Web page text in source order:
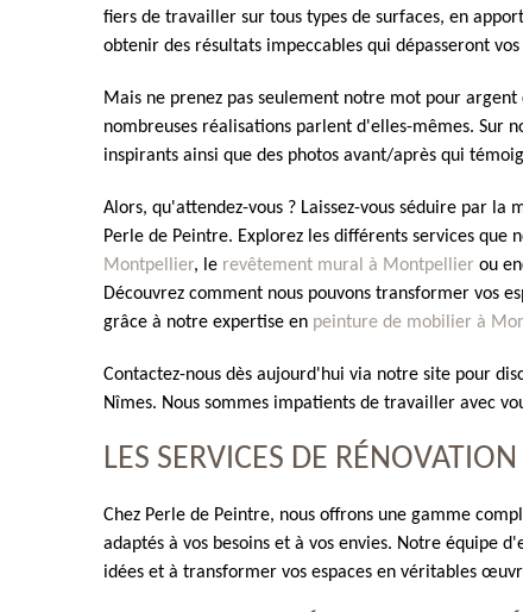
fiers de travailler sur tous types de surfaces, en
obtenir des résultats impeccables qui dépasseront
Mais ne prenez pas seulement notre mot pour
nombreuses réalisations parlent d'elles-mêmes. Sur
inspirants ainsi que des photos avant/après qui
Alors, qu'attendez-vous ? Laissez-vous séduire par
Perle de Peintre. Explorez les différents services que
Montpellier, le revêtement mural à Montpellier ou
Découvrez comment nous pouvons transformer vos
grâce à notre expertise en peinture de mobilier à
Contactez-nous dès aujourd'hui via notre site pour
Nîmes. Nous sommes impatients de travailler avec
LES SERVICES DE
Chez Perle de Peintre, nous offrons une gamme
adaptés à vos besoins et à vos envies. Notre équipe
idées et à transformer vos espaces en véritables